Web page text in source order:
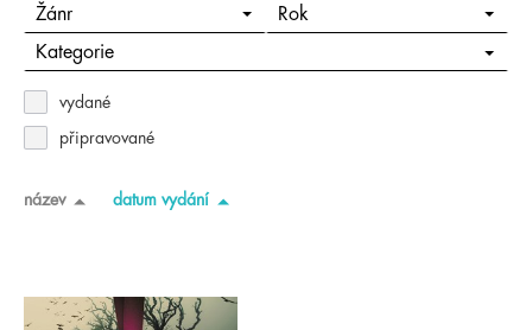
Žánr Rok
Kategorie
vydané
připravované
název datum vydání